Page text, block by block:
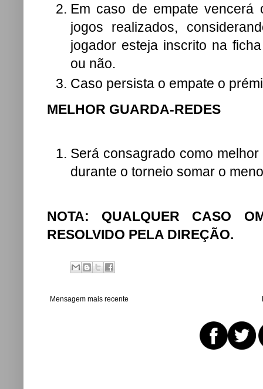
Em caso de empate
jogos realizados,
jogador esteja inscrito na
ou não.
Caso persista o empate o
MELHOR GUARDA-REDES
Será consagrado como
durante o torneio somar o
NOTA: QUALQUER CASO
RESOLVIDO PELA DIREÇÃO.
Mensagem mais recente